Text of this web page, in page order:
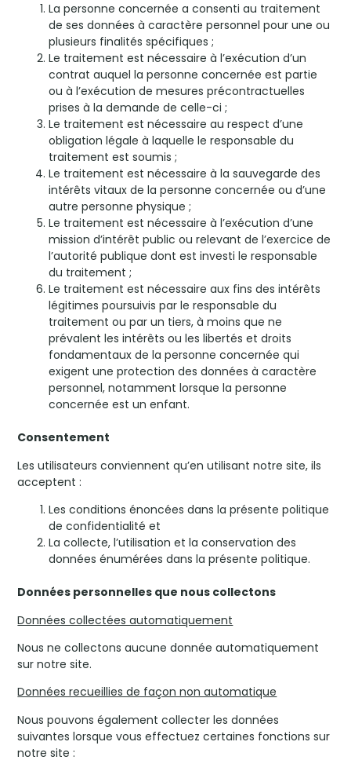
La personne concernée a consenti au traitement
de ses données à caractère personnel pour une ou
plusieurs finalités spécifiques ;
Le traitement est nécessaire à l’exécution d’un
contrat auquel la personne concernée est partie
ou à l’exécution de mesures précontractuelles
prises à la demande de celle-ci ;
Le traitement est nécessaire au respect d’une
obligation légale à laquelle le responsable du
traitement est soumis ;
Le traitement est nécessaire à la sauvegarde des
intérêts vitaux de la personne concernée ou d’une
autre personne physique ;
Le traitement est nécessaire à l’exécution d’une
mission d’intérêt public ou relevant de l’exercice de
l’autorité publique dont est investi le responsable
du traitement ;
Le traitement est nécessaire aux fins des intérêts
légitimes poursuivis par le responsable du
traitement ou par un tiers, à moins que ne
prévalent les intérêts ou les libertés et droits
fondamentaux de la personne concernée qui
exigent une protection des données à caractère
personnel, notamment lorsque la personne
concernée est un enfant.
Consentement
Les utilisateurs conviennent qu’en utilisant notre site, ils
acceptent :
Les conditions énoncées dans la présente politique
de confidentialité et
La collecte, l’utilisation et la conservation des
données énumérées dans la présente politique.
Données personnelles que nous collectons
Données collectées automatiquement
Nous ne collectons aucune donnée automatiquement
sur notre site.
Données recueillies de façon non automatique
Nous pouvons également collecter les données
suivantes lorsque vous effectuez certaines fonctions sur
notre site :